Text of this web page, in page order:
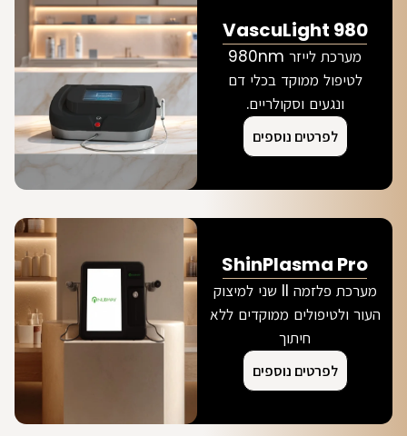
VascuLight 980
מערכת לייזר 980nm
לטיפול ממוקד בכלי דם
ונגעים וסקולריים.
לפרטים נוספים
ShinPlasma Pro
מערכת פלזמה II שני למיצוק
העור ולטיפולים ממוקדים ללא
חיתוך
לפרטים נוספים